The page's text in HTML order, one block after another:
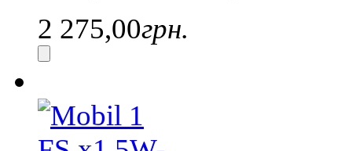
2 275,00грн.